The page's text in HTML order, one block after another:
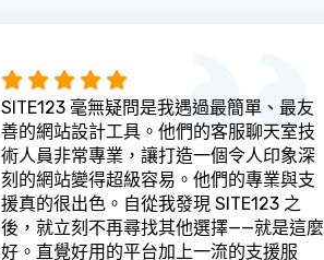
SITE123 毫無疑問是我遇過最簡單、最友
善的網站設計工具。他們的客服聊天室技
術人員非常專業，讓打造一個令人印象深
刻的網站變得超級容易。他們的專業與支
援真的很出色。自從我發現 SITE123 之
後，就立刻不再尋找其他選擇——就是這麼
好。直覺好用的平台加上一流的支援服